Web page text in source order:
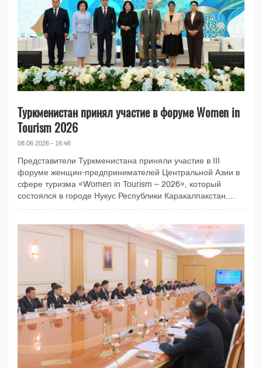
Туркменистан принял участие в форуме Women in
Tourism 2026
08.06.2026 - 16:46
Представители Туркменистана приняли участие в III
форуме женщин-предпринимателей Центральной Азии в
сфере туризма «Women in Tourism – 2026», который
состоялся в городе Нукус Республики Каракалпакстан....